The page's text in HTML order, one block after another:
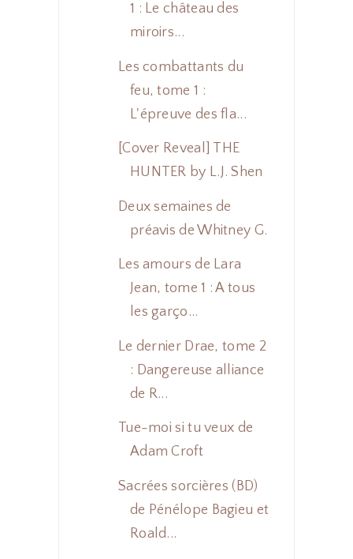
1 : Le château des
miroirs...
Les combattants du
feu, tome 1 :
L'épreuve des fla...
[Cover Reveal] THE
HUNTER by L.J. Shen
Deux semaines de
préavis de Whitney G.
Les amours de Lara
Jean, tome 1 : A tous
les garço...
Le dernier Drae, tome 2
: Dangereuse alliance
de R...
Tue-moi si tu veux de
Adam Croft
Sacrées sorcières (BD)
de Pénélope Bagieu et
Roald...